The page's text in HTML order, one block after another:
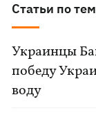
Статьи по
Украинцы
победу
воду